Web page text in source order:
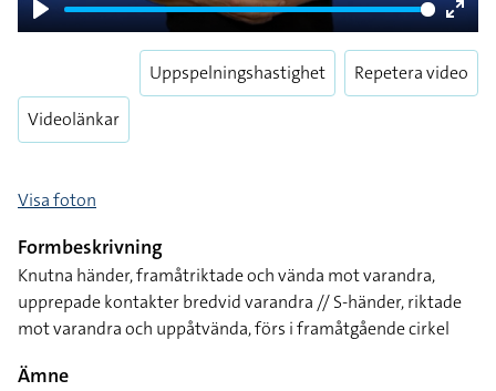
Play
Enter
Videolänkar
Uppspelningshastighet Repetera video
Visa foton
Formbeskrivning
Knutna händer, framåtriktade och vända mot varandra,
upprepade kontakter bredvid varandra // S-händer, riktade
mot varandra och uppåtvända, förs i framåtgående cirkel
Ämne